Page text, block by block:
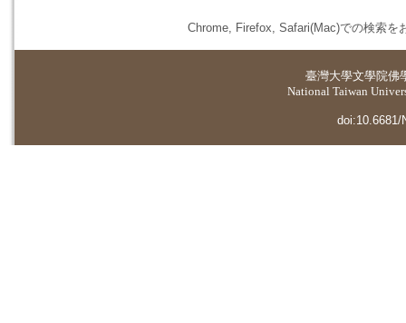
Chrome, Firefox, Safari(Mac)での検索を
臺灣大學文學院佛
National Taiwan
doi:10.6681/